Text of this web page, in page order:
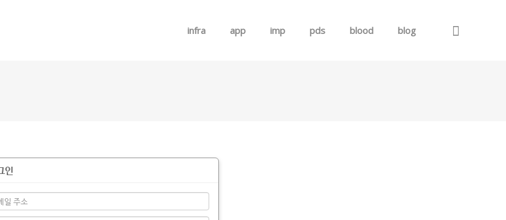
infra app imp pds blood blog
인